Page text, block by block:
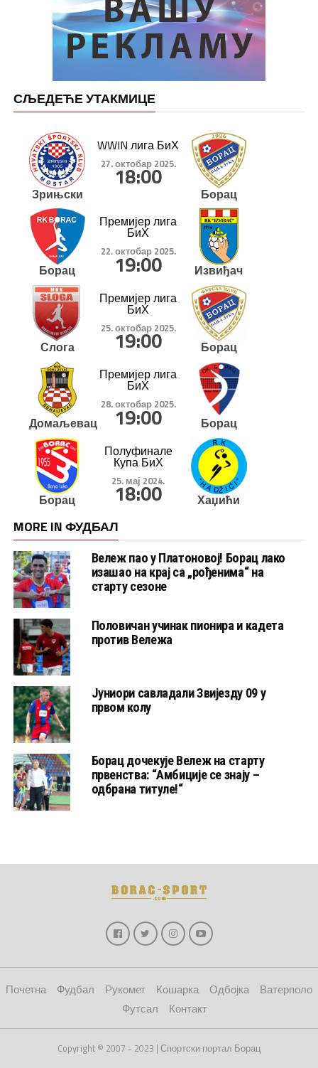
СЉЕДЕЋЕ УТАКМИЦЕ
Зрињски
WWIN лига БиХ
27. октобар 2025.
18:00
Борац
Борац
Премијер лига
БиХ
22. октобар 2025.
19:00 Извиђач
Слога
Премијер лига
БиХ
25. октобар 2025.
19:00 Борац
Домаљевац
Премијер лига
БиХ
28. октобар 2025.
19:00 Борац
Борац
Полуфинале
Купа БиХ
25. мај 2024.
18:00 Хаџићи
MORE IN ФУДБАЛ
Вележ пао у Платоновој! Борац лако
изашао на крај са „рођенима“ на
старту сезоне
Половичан учинак пионира и кадета
против Вележа
Јуниори савладали Звијезду 09 у
првом колу
Борац дочекује Вележ на старту
првенства: “Амбиције се знају –
одбрана титуле!“
Почетна Фудбал Рукомет Кошарка Одбојка
Ватерполо
Футсал
Контакт
Copyright © 2007 - 2023 | Спортски портал Борац